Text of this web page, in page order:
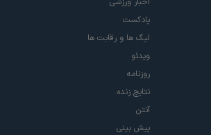
پادکست
لیگ ها و رقابت ها
ویدئو
روزنامه
نتایج زنده
آنتن
پیش بینی